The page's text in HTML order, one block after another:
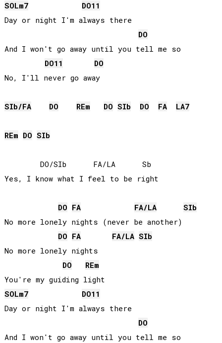
SOLm7 DO11
Day or night I'm always there
DO
And I won't go away until you tell me so
DO11
DO
No, I'll never go away
SIb/FA DO REm DO SIb DO FA LA7
REm DO SIb
        DO/SIb      FA/LA      Sb
Yes, I know what I feel to be right
DO FA FA/LA
SIb
No more lonely nights (never be another)
DO FA FA/LA SIb
No more lonely nights
DO
REm
SOLm7 DO11
Day or night I'm always there
DO
And I won't go away until you tell me so